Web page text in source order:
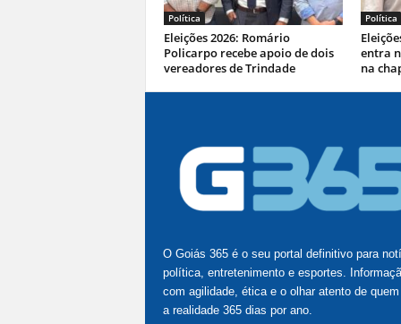
Política
Eleições 2026: Romário
Policarpo recebe apoio de dois
vereadores de Trindade
Política
entra
na
O Goiás 365 é o seu portal definitivo para
política, entretenimento e esportes.
com agilidade, ética e o olhar atento de
a realidade 365 dias por ano.